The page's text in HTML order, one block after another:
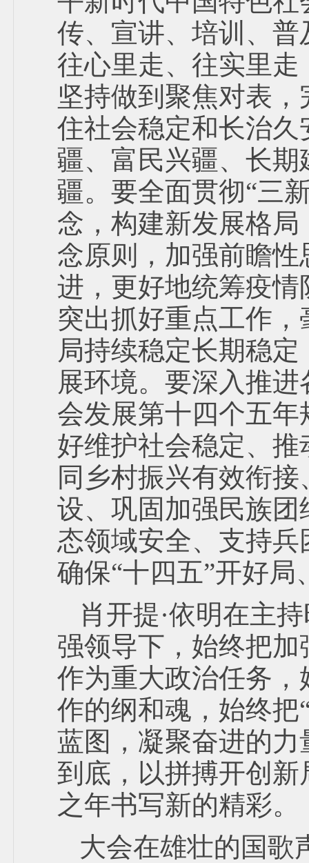
传、宣讲、培训、
往心里走、往实里
坚持做到聚焦对表
住社会稳定和长治
疆、富民兴疆、长
疆。要全面贯彻“三
念，构建新发展格
念原则，加强前瞻
进，更好地统筹疫
突出抓好重点工作
局持续稳定长期稳
展环境。要深入推
会发展第十四个五
好维护社会稳定、
同乡村振兴有效衔
设、巩固加强民族
态领域安全、支持
确保“十四五”开好局
肖开提·依明在主
强领导下，始终把
作为重大政治任务
作的纲和魂，始终把
蓝图，凝聚奋进的
到底，以拼搏开创新
之年书写新的精彩。
大会在雄壮的国歌